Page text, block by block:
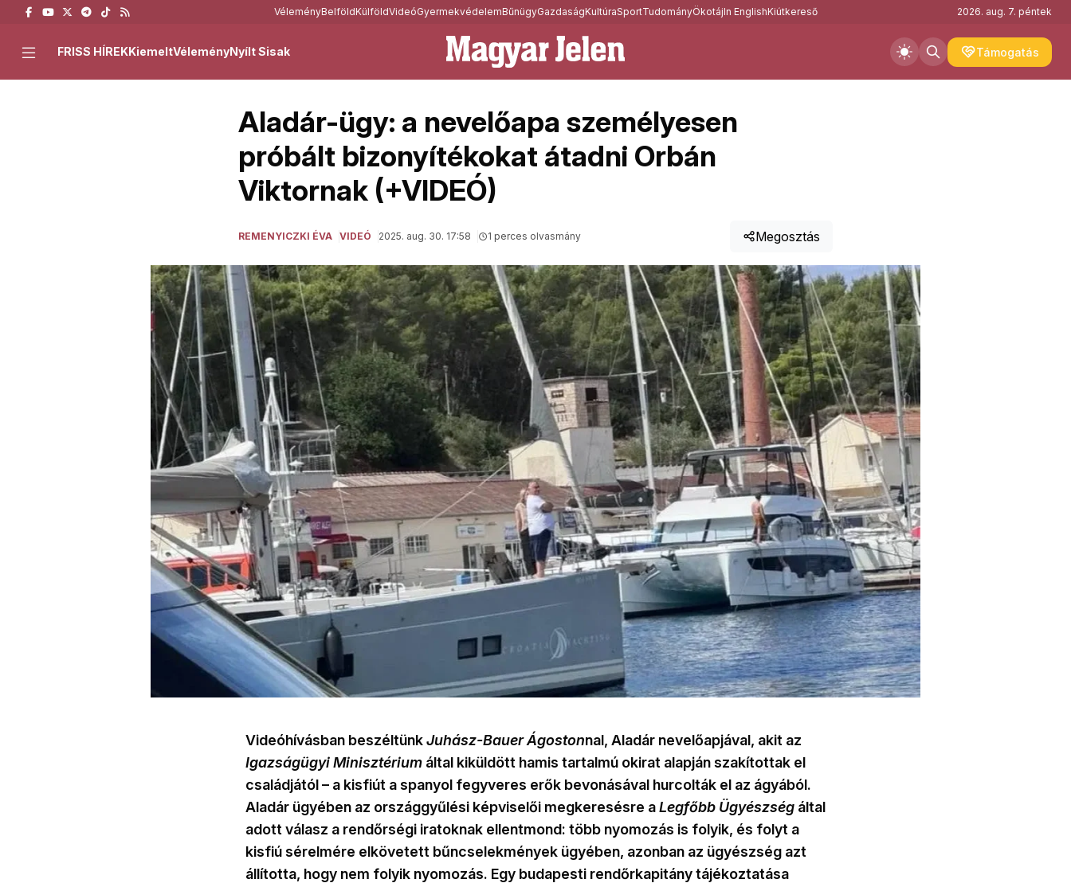
VéleményBelföldKülföldVideóGyermekvédelemBűnügyGazdaságKultúraSportTudományÖkotájIn EnglishKiútkereső 2026. aug. 7. péntek
Támogatás
FRISS HÍREKKiemeltVéleményNyílt Sisak
Aladár-ügy: a nevelőapa személyesen
próbált bizonyítékokat átadni Orbán
Viktornak (+VIDEÓ)
REMENYICZKI ÉVA VIDEÓ 2025. aug. 30. 17:58 1 perces olvasmány Megosztás
Videóhívásban beszéltünkJuhász-Bauer Ágostonnal, Aladár nevelőapjával, akit az
Igazságügyi Minisztérium által kiküldött hamis tartalmú okirat alapján szakítottak el
családjától – a kisfiút a spanyol fegyveres erők bevonásával hurcolták el az ágyából.
Aladár ügyében az országgyűlési képviselői megkeresésre aLegfőbb Ügyészség által
adott válasz a rendőrségi iratoknak ellentmond: több nyomozás is folyik, és folyt a
kisfiú sérelmére elkövetett bűncselekmények ügyében, azonban az ügyészség azt
állította, hogy nem folyik nyomozás. Egy budapesti rendőrkapitány tájékoztatása